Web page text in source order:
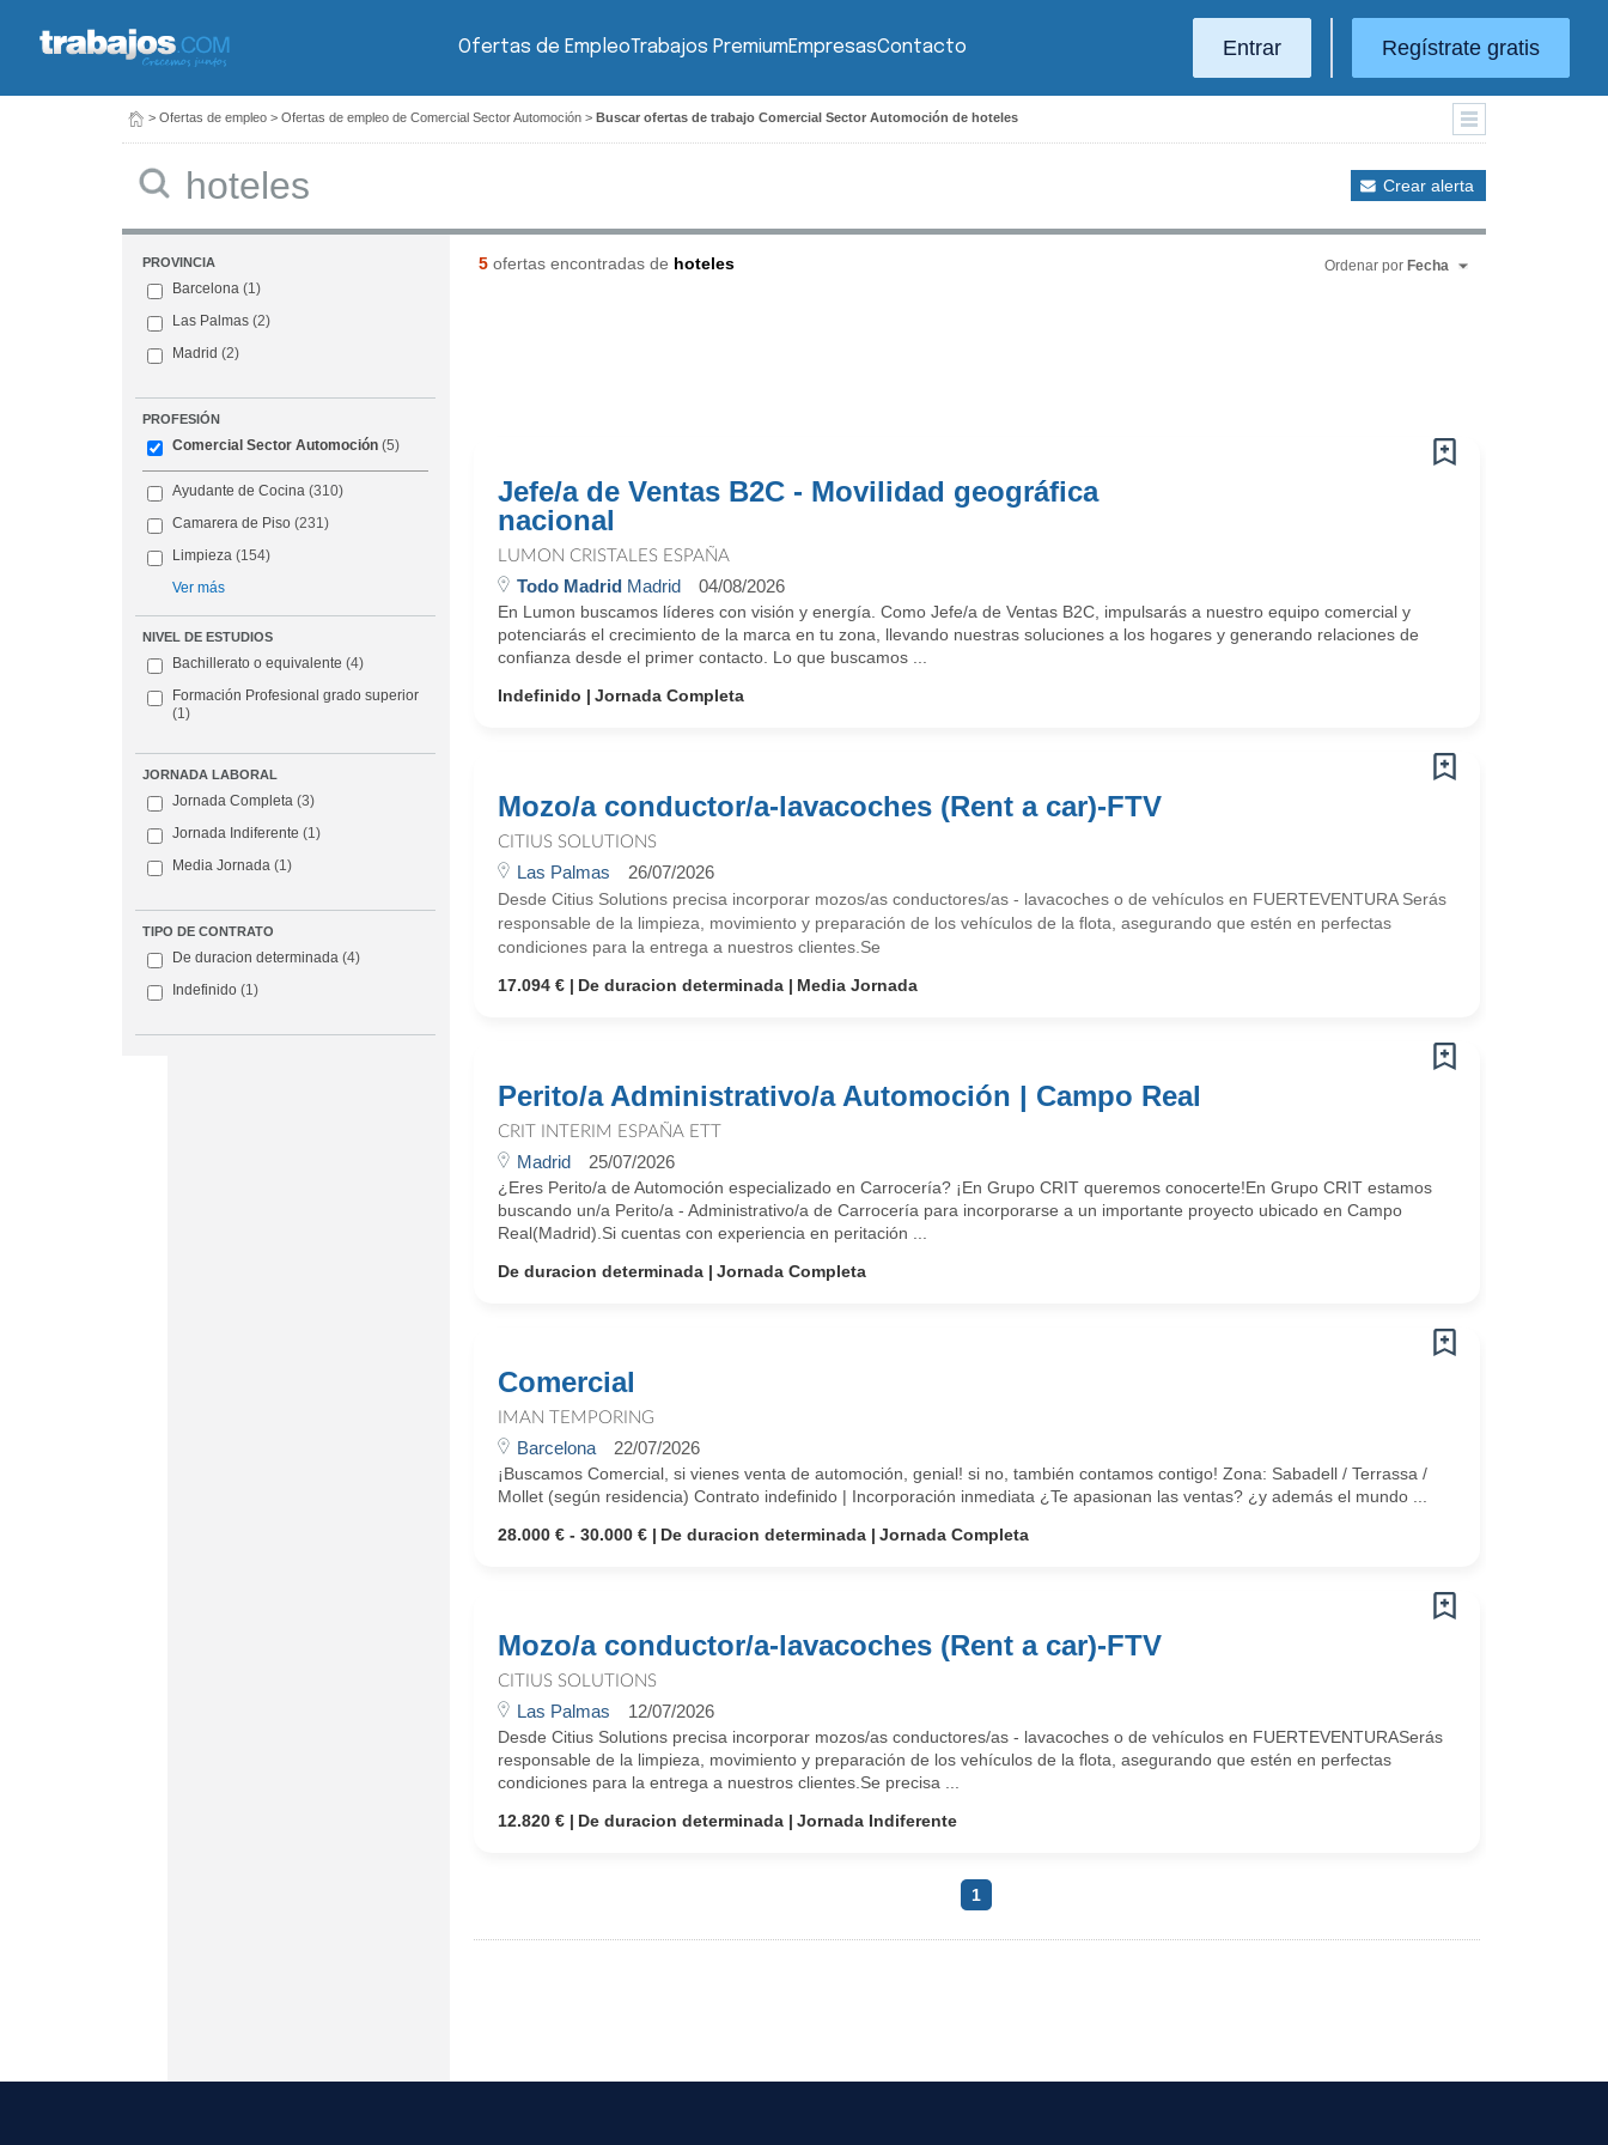
Ofertas de EmpleoTrabajos PremiumEmpresasContacto Entrar Regístrate gratis
> Ofertas de empleo > Ofertas de empleo de Comercial Sector Automoción > Buscar ofertas de trabajo Comercial Sector Automoción de hoteles
Crear alerta
PROVINCIA
Barcelona (1)
Las Palmas (2)
Madrid (2)
PROFESIÓN
Comercial Sector Automoción (5)
Ayudante de Cocina (310)
Camarera de Piso (231)
Limpieza (154)
Ver más
NIVEL DE ESTUDIOS
Bachillerato o equivalente (4)
Formación Profesional grado superior
(1)
JORNADA LABORAL
Jornada Completa (3)
Jornada Indiferente (1)
Media Jornada (1)
TIPO DE CONTRATO
De duracion determinada (4)
Indefinido (1)
5ofertas encontradas de hoteles Ordenar por Fecha
Jefe/a de Ventas B2C - Movilidad geográfica
nacional
LUMON CRISTALES ESPAÑA
Todo MadridMadrid 04/08/2026
En Lumon buscamos líderes con visión y energía. Como Jefe/a de Ventas B2C, impulsarás a nuestro equipo comercial y
potenciarás el crecimiento de la marca en tu zona, llevando nuestras soluciones a los hogares y generando relaciones de
confianza desde el primer contacto. Lo que buscamos ...
Indefinido
Jornada Completa
Mozo/a conductor/a-lavacoches (Rent a car)-FTV
CITIUS SOLUTIONS
Las Palmas 26/07/2026
Desde Citius Solutions precisa incorporar mozos/as conductores/as - lavacoches o de vehículos en FUERTEVENTURA Serás
responsable de la limpieza, movimiento y preparación de los vehículos de la flota, asegurando que estén en perfectas
condiciones para la entrega a nuestros clientes.Se
17.094 €
De duracion determinada Media Jornada
Perito/a Administrativo/a Automoción | Campo Real
CRIT INTERIM ESPAÑA ETT
Madrid 25/07/2026
¿Eres Perito/a de Automoción especializado en Carrocería? ¡En Grupo CRIT queremos conocerte!En Grupo CRIT estamos
buscando un/a Perito/a - Administrativo/a de Carrocería para incorporarse a un importante proyecto ubicado en Campo
Real(Madrid).Si cuentas con experiencia en peritación ...
De duracion determinada
Jornada Completa
Comercial
IMAN TEMPORING
Barcelona 22/07/2026
¡Buscamos Comercial, si vienes venta de automoción, genial! si no, también contamos contigo! Zona: Sabadell / Terrassa /
Mollet (según residencia) Contrato indefinido | Incorporación inmediata ¿Te apasionan las ventas? ¿y además el mundo ...
28.000 € - 30.000 €
De duracion determinada Jornada Completa
Mozo/a conductor/a-lavacoches (Rent a car)-FTV
CITIUS SOLUTIONS
Las Palmas 12/07/2026
Desde Citius Solutions precisa incorporar mozos/as conductores/as - lavacoches o de vehículos en FUERTEVENTURASerás
responsable de la limpieza, movimiento y preparación de los vehículos de la flota, asegurando que estén en perfectas
condiciones para la entrega a nuestros clientes.Se precisa ...
12.820 €
De duracion determinada Jornada Indiferente
1